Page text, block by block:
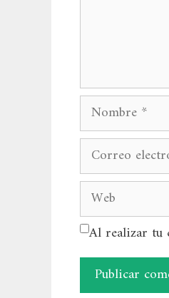
Nombre
Correo
electrónico
Web
Al realizar tu